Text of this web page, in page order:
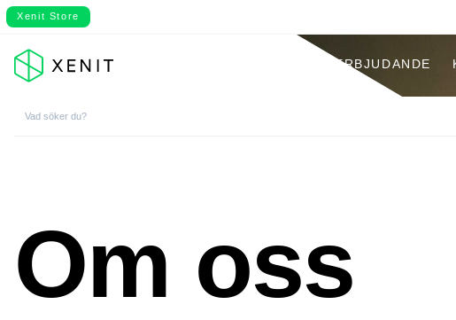
Xenit Store
VÅRT ERBJUDANDE